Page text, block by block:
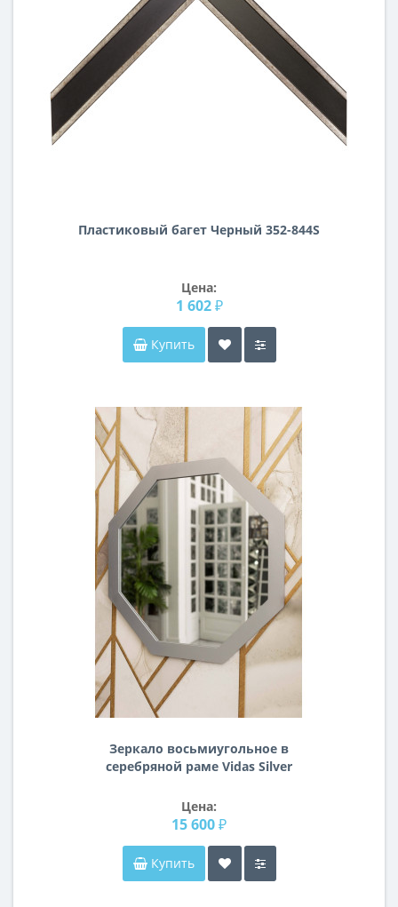
Пластиковый багет Черный 352-844S
Цена:
1 602 ₽
Купить
Зеркало восьмиугольное в
серебряной раме Vidas Silver
Цена:
15 600 ₽
Купить